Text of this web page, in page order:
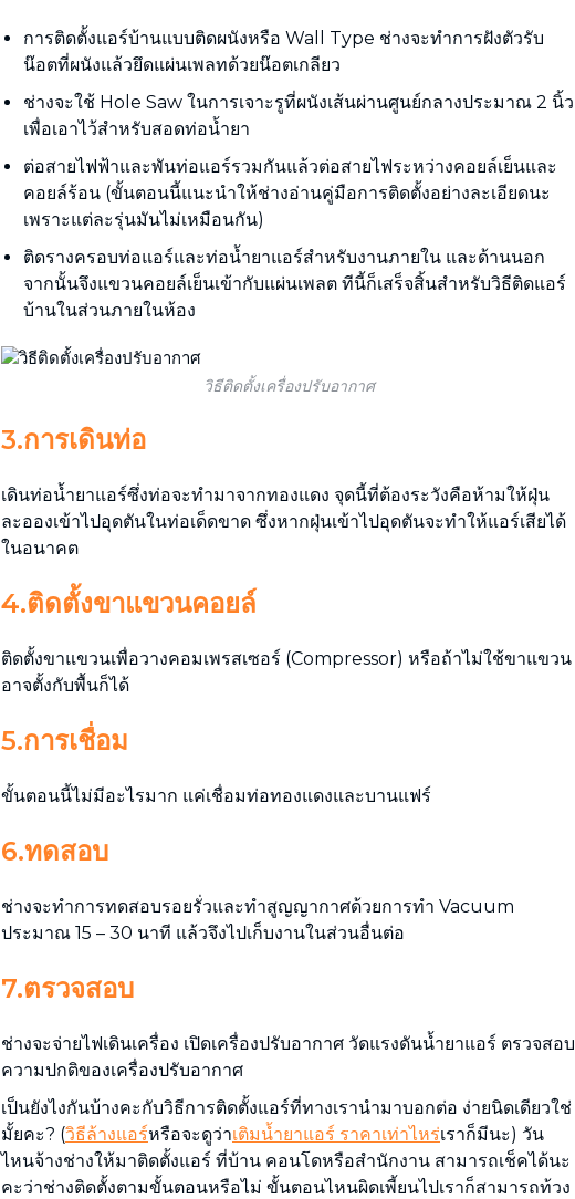
การติดตั้งแอร์บ้านแบบติดผนังหรือ Wall Type ช่างจะทำการฝังตัวรับ
น๊อตที่ผนังแล้วยึดแผ่นเพลทด้วยน๊อตเกลียว
ช่างจะใช้ Hole Saw ในการเจาะรูที่ผนังเส้นผ่านศูนย์กลางประมาณ 2 นิ้ว
เพื่อเอาไว้สำหรับสอดท่อน้ำยา
ต่อสายไฟฟ้าและพันท่อแอร์รวมกันแล้วต่อสายไฟระหว่างคอยล์เย็นและ
คอยล์ร้อน (ขั้นตอนนี้แนะนำให้ช่างอ่านคู่มือการติดตั้งอย่างละเอียดนะ
เพราะแต่ละรุ่นมันไม่เหมือนกัน)
ติดรางครอบท่อแอร์และท่อน้ำยาแอร์สำหรับงานภายใน และด้านนอก
จากนั้นจึงแขวนคอยล์เย็นเข้ากับแผ่นเพลต ทีนี้ก็เสร็จสิ้นสำหรับวิธีติดแอร์
บ้านในส่วนภายในห้อง
วิธีติดตั้งเครื่องปรับอากาศ
3.การเดินท่อ
เดินท่อน้ำยาแอร์ซึ่งท่อจะทำมาจากทองแดง จุดนี้ที่ต้องระวังคือห้ามให้ฝุ่น
ละอองเข้าไปอุดตันในท่อเด็ดขาด ซึ่งหากฝุ่นเข้าไปอุดตันจะทำให้แอร์เสียได้
ในอนาคต
4.ติดตั้งขาแขวนคอยล์
ติดตั้งขาแขวนเพื่อวางคอมเพรสเซอร์ (Compressor) หรือถ้าไม่ใช้ขาแขวน
อาจตั้งกับพื้นก็ได้
5.การเชื่อม
ขั้นตอนนี้ไม่มีอะไรมาก แค่เชื่อมท่อทองแดงและบานแฟร์
6.ทดสอบ
ช่างจะทำการทดสอบรอยรั่วและทำสูญญากาศด้วยการทำ Vacuum
ประมาณ 15 – 30 นาที แล้วจึงไปเก็บงานในส่วนอื่นต่อ
7.ตรวจสอบ
ช่างจะจ่ายไฟเดินเครื่อง เปิดเครื่องปรับอากาศ วัดแรงดันน้ำยาแอร์ ตรวจสอบ
ความปกติของเครื่องปรับอากาศ
เป็นยังไงกันบ้างคะกับวิธีการติดตั้งแอร์ที่ทางเรานำมาบอกต่อ ง่ายนิดเดียวใช่
มั้ยคะ? (วิธีล้างแอร์หรือจะดูว่าเติมน้ำยาแอร์ ราคาเท่าไหร่เราก็มีนะ) วัน
ไหนจ้างช่างให้มาติดตั้งแอร์ ที่บ้าน คอนโดหรือสำนักงาน สามารถเช็คได้นะ
คะว่าช่างติดตั้งตามขั้นตอนหรือไม่ ขั้นตอนไหนผิดเพี้ยนไปเราก็สามารถท้วง